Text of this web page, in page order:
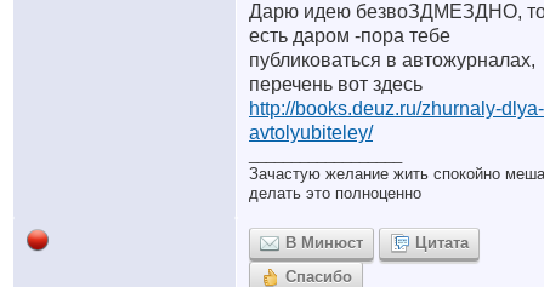
Дарю идею безвоЗДМЕЗДНО,
есть даром -пора тебе
публиковаться в автожурналах,
перечень вот здесь
http://books.deuz.ru/zhurnaly-dlya-
avtolyubiteley/
Зачастую желание жить спокойно
делать это полноценно
В Минюст
Цитата
Спасибо